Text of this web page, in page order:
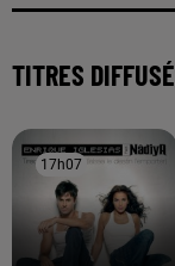
À LA UNE